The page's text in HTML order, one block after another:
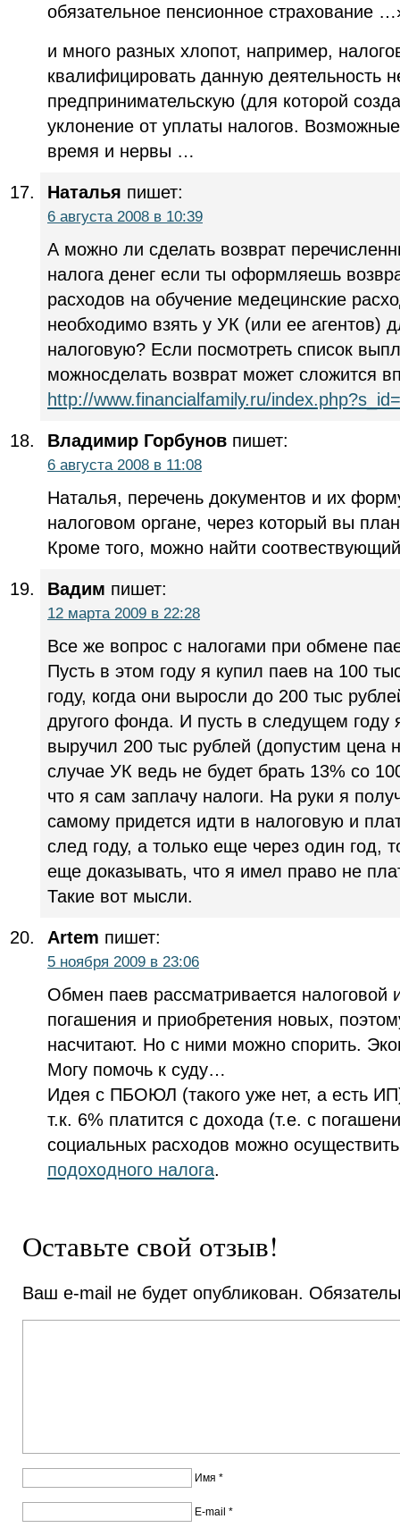
обязательное пенсионное страхование
и много разных хлопот, например,
квалифицировать данную деятельность
предпринимательскую (для которой
уклонение от уплаты налогов.
время и нервы …
Наталья пишет:
6 августа 2008 в 10:39
А можно ли сделать возврат
налога денег если ты оформляешь
расходов на обучение медецинские
необходимо взять у УК (или ее агентов)
налоговую? Если посмотреть список
можносделать возврат может сложится
http://www.financialfamily.ru/
Владимир Горбунов пишет:
6 августа 2008 в 11:08
Наталья, перечень документов и их
налоговом органе, через который вы
Кроме того, можно найти
Вадим пишет:
12 марта 2009 в 22:28
Все же вопрос с налогами при обмене
Пусть в этом году я купил паев на 100
году, когда они выросли до 200 тыс
другого фонда. И пусть в следущем году
выручил 200 тыс рублей (допустим цена
случае УК ведь не будет брать 13% со
что я сам заплачу налоги. На руки я
самому придется идти в налоговую и
след году, а только еще через один год,
еще доказывать, что я имел право не
Такие вот мысли.
Artem пишет:
5 ноября 2009 в 23:06
Обмен паев рассматривается налоговой
погашения и приобретения новых,
насчитают. Но с ними можно спорить.
Могу помочь к суду…
Идея с ПБОЮЛ (такого уже нет, а есть
т.к. 6% платится с дохода (т.е. с
социальных расходов можно
подоходного налога.
Оставьте свой отзыв!
Ваш e-mail не будет опубликован.
Имя *
E-mail *